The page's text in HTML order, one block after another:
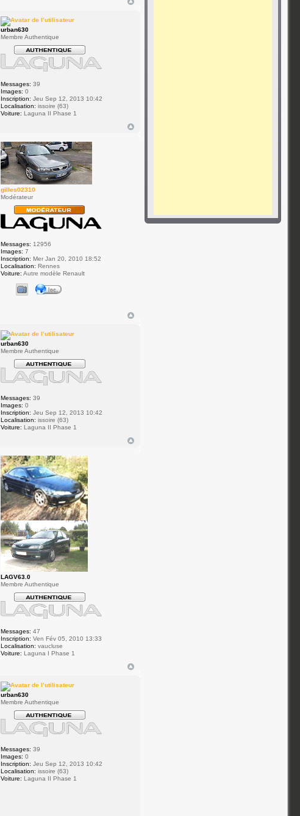
urban630
Membre Authentique
Messages: 39
Images: 0
Inscription: Jeu Sep 12, 2013 10:42
Localisation: issoire (63)
Voiture: Laguna II Phase 1
gilles02310
Modérateur
Messages: 12956
Images: 7
Inscription: Mer Jan 20, 2010 18:52
Localisation: Rennes
Voiture: Autre modèle Renault
urban630
Membre Authentique
Messages: 39
Images: 0
Inscription: Jeu Sep 12, 2013 10:42
Localisation: issoire (63)
Voiture: Laguna II Phase 1
LAGV63.0
Membre Authentique
Messages: 47
Inscription: Ven Fév 05, 2010 13:33
Localisation: vaucluse
Voiture: Laguna I Phase 1
urban630
Membre Authentique
Messages: 39
Images: 0
Inscription: Jeu Sep 12, 2013 10:42
Localisation: issoire (63)
Voiture: Laguna II Phase 1